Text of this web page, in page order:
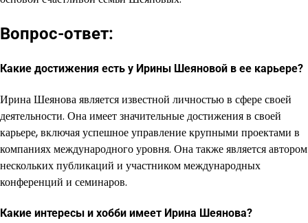
Вопрос-ответ:
Какие достижения есть у Ирины Шеяновой в ее карьере?
Ирина Шеянова является известной личностью в сфере своей
деятельности. Она имеет значительные достижения в своей
карьере, включая успешное управление крупными проектами в
компаниях международного уровня. Она также является автором
нескольких публикаций и участником международных
конференций и семинаров.
Какие интересы и хобби имеет Ирина Шеянова?